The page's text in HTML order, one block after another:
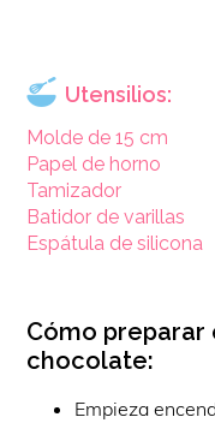
Utensilios:
Molde de 15 cm
Papel de horno
Tamizador
Batidor de varillas
Espátula de silicona
Cómo preparar
chocolate:
Empieza